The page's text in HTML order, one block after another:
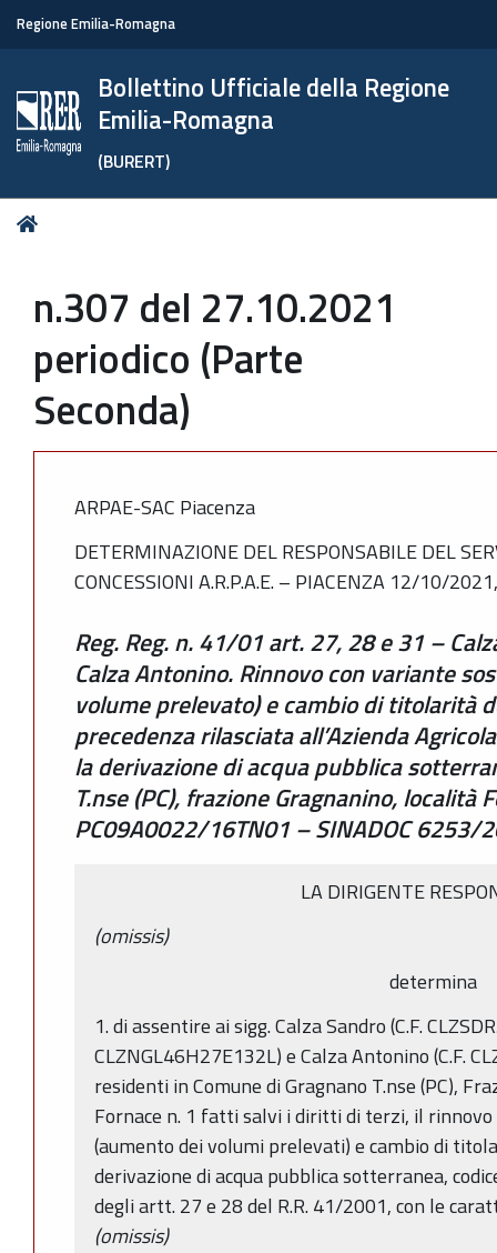
Regione Emilia-Romagna
Bollettino Ufficiale della Regione
Emilia-Romagna
(BURERT)
Tu
n.307 del 27.10.2021
periodico (Parte
Seconda)
ARPAE-SAC Piacenza
DETERMINAZIONE DEL RESPONSABILE DEL
CONCESSIONI A.R.P.A.E. – PIACENZA 12/10/
Reg. Reg. n. 41/01 art. 27, 28 e 31 –
Calza Antonino. Rinnovo con variante
volume prelevato) e cambio di titolarità
precedenza rilasciata all’Azienda
la derivazione di acqua pubblica
T.nse (PC), frazione Gragnanino, località
PC09A0022/16TN01 – SINADOC 6253/
LA DIRIGENTE
(omissis)
determina
1. di assentire ai sigg. Calza Sandro (C.F.
CLZNGL46H27E132L) e Calza Antonino (C.F.
residenti in Comune di Gragnano T.nse (PC),
Fornace n. 1 fatti salvi i diritti di terzi, il
(aumento dei volumi prelevati) e cambio di
derivazione di acqua pubblica sotterranea,
degli artt. 27 e 28 del R.R. 41/2001, con le
(omissis)